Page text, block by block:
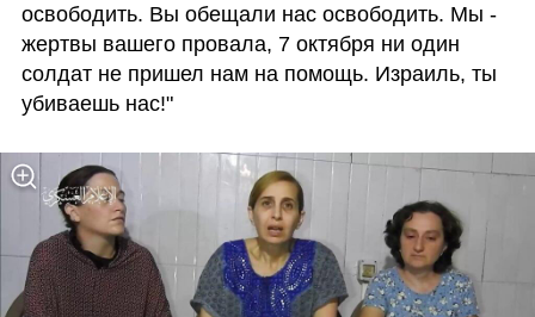
освободить. Вы обещали нас освободить. Мы -
жертвы вашего провала, 7 октября ни один
солдат не пришел нам на помощь. Израиль, ты
убиваешь нас!"